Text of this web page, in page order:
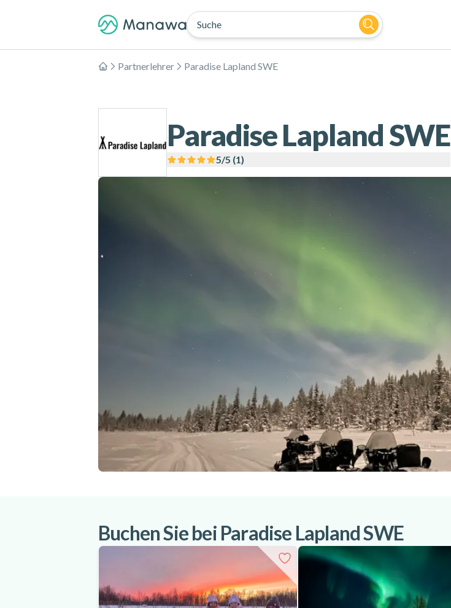
Suche
Home
Partnerlehrer Paradise Lapland SWE
Paradise Lapland SWE
5/5 (1)
Buchen Sie bei Paradise Lapland SWE